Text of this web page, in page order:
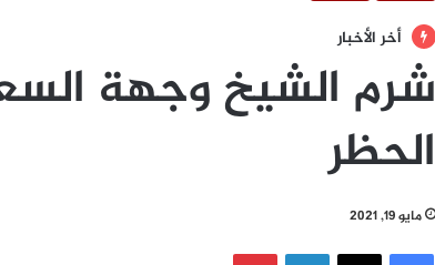
أخر الأخبار
شرم الشيخ وجهة
الحظر
مايو 19, 2021
فيسبوك ‫X لينكدإن